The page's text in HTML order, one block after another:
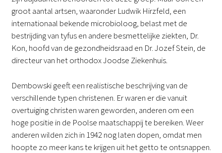
groot aantal artsen, waaronder Ludwik Hirzfeld, een
internationaal bekende microbioloog, belast met de
bestrijding van tyfus en andere besmettelijke ziekten, Dr.
Kon, hoofd van de gezondheidsraad en Dr. Jozef Stein, de
directeur van het orthodox Joodse Ziekenhuis.
Dembowski geeft een realistische beschrijving van de
verschillende typen christenen. Er waren er die vanuit
overtuiging christen waren geworden, anderen om een
hoge positie in de Poolse maatschappij te bereiken. Weer
anderen wilden zich in 1942 nog laten dopen, omdat men
hoopte zo meer kans te krijgen uit het getto te ontsnappen.